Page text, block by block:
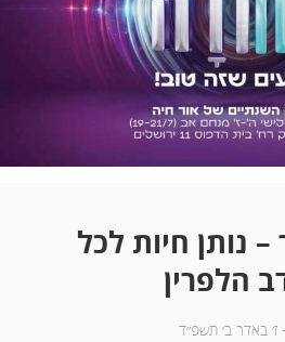
נותן חיות לכל
הלפרין
ז׳ באדר ב׳ תשפ״ד